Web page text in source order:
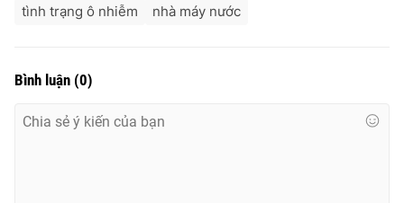
tình trạng ô nhiễm
nhà máy nước
Bình luận (0)